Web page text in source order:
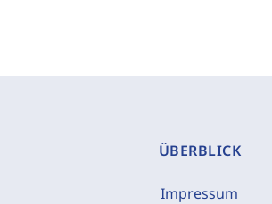
ÜBERBLICK
Impressum